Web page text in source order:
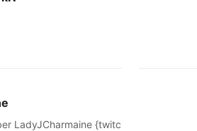
LadyJCharmaine {twitc